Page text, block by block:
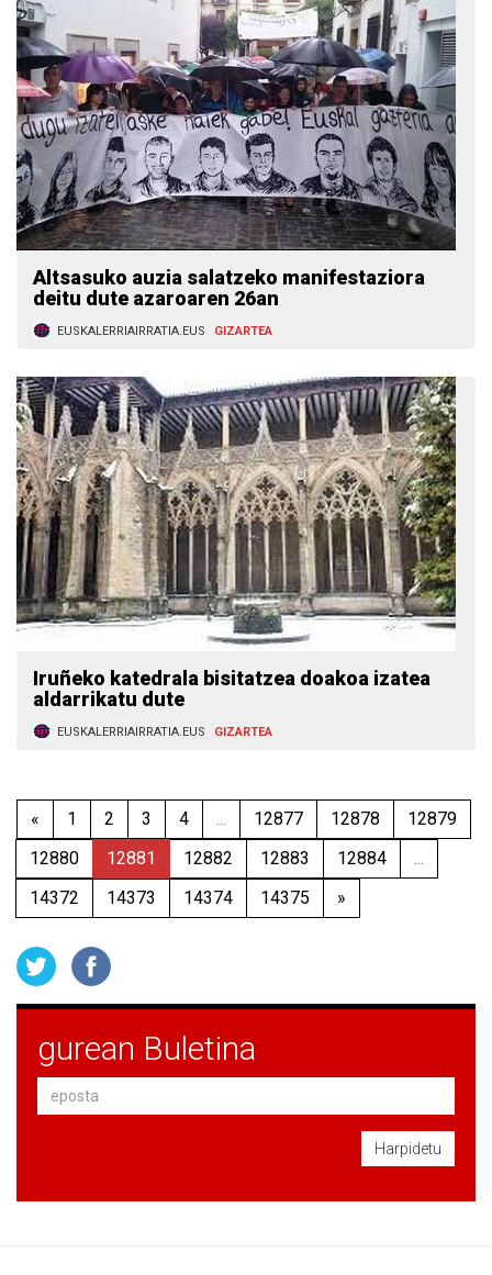
Altsasuko auzia salatzeko manifestaziora
deitu dute azaroaren 26an
EUSKALERRIAIRRATIA.EUS GIZARTEA
Iruñeko katedrala bisitatzea doakoa izatea
aldarrikatu dute
EUSKALERRIAIRRATIA.EUS GIZARTEA
« 1 2 3 4 ... 12877 12878
12879
12880
12881 12882 12883 12884
...
14372
14373 14374 14375 »
gurean Buletina
Harpidetu